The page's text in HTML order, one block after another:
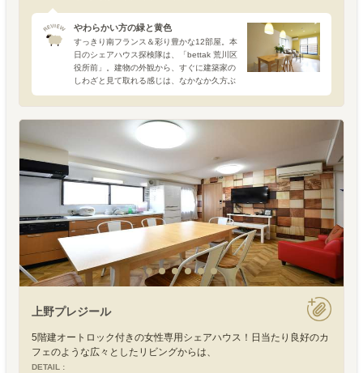
やわらかい方の緑と黄色
すっきり南フランス＆彩り豊かな12部屋。本
日のシェアハウス探検隊は、「bettak 荒川区
役所前」。建物の外観から、すぐに建築家の
しわざと見て取れる感じは、なかなか久方ぶ
に反して、共用部はすっきりとシンプル。生
活に馴染み
上野プレジール
5階建オートロック付きの女性専用シェアハウス！日当たり良好のカ
フェのような広々としたリビングからは、
DETAIL :